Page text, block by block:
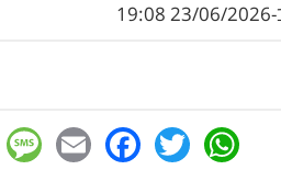
WhatsApp
Twitter